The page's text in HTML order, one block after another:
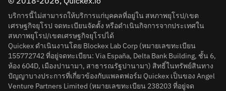
บริการนี้ไม่สามารถให้บริการแก่บุคคลที่อยู่ใน สหภาพยุโรป/เขต
เศรษฐกิจยุโรป จดทะเบียนจัดตั้ง หรือดำเนินกิจการจากประเทศใน
สหภาพยุโรป/เขตเศรษฐกิจยุโรปได้
Quickex ดำเนินงานโดย Blockex Lab Corp (หมายเลขทะเบียน
155772742 ที่อยู่จดทะเบียน: Via España, Delta Bank Building, ชั้น 6,
ห้อง 604D, เมืองปานามา, สาธารณรัฐปานามา) สิทธิ์ในทรัพย์สินทาง
ปัญญาบางประการที่เกี่ยวข้องกับแพลตฟอร์ม Quickex เป็นของ Angel
Venture Partners Limited (หมายเลขทะเบียน 238203 ที่อยู่จด